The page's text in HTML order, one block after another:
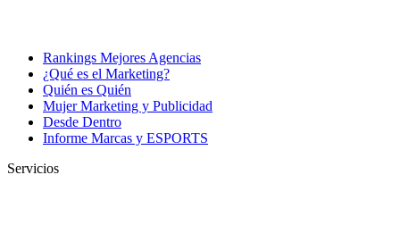
Rankings Mejores Agencias
¿Qué es el Marketing?
Quién es Quién
Mujer Marketing y Publicidad
Desde Dentro
Informe Marcas y ESPORTS
Servicios